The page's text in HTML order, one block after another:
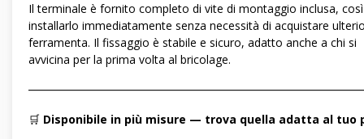
Il terminale è fornito completo di vite di montaggio inclusa,
installarlo immediatamente senza necessità di acquistare
ferramenta. Il fissaggio è stabile e sicuro, adatto anche a chi si
avvicina per la prima volta al bricolage.
🛒 Disponibile in più misure — trova quella adatta al tuo